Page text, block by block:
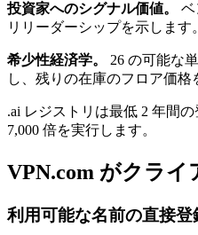
投資家へのシグナル価値。
ベ
リリーダーシップを示します
希少性経済学。
26 の可能な
し、残りの在庫のフロア価格
.ai レジストリは最低 2 年間
7,000 倍を実行します。
VPN.com がクラ
利用可能な名前の直接登